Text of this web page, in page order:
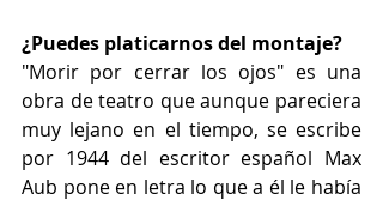
¿Puedes platicarnos del montaje?
"Morir por cerrar los ojos" es una
obra de teatro que aunque pareciera
muy lejano en el tiempo, se escribe
por 1944 del escritor español Max
Aub pone en letra lo que a él le había